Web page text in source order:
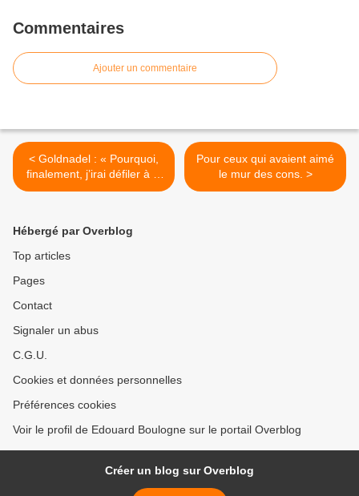
Commentaires
Ajouter un commentaire
< Goldnadel : « Pourquoi,
finalement, j’irai défiler à la
marche contre
Pour ceux qui avaient aimé
le mur des cons. >
Hébergé par Overblog
Top articles
Pages
Contact
Signaler un abus
C.G.U.
Cookies et données personnelles
Préférences cookies
Voir le profil de Edouard Boulogne sur le portail Overblog
Créer un blog sur Overblog